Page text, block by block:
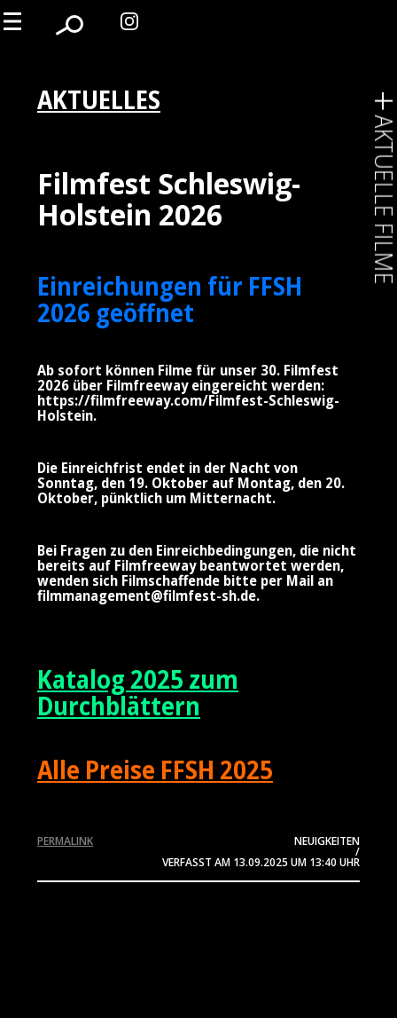
AKTUELLES
Filmfest Schleswig-
Holstein 2026
Einreichungen für FFSH
2026 geöffnet
Ab sofort können Filme für unser 30. Filmfest
2026 über Filmfreeway eingereicht werden:
https://filmfreeway.com/Filmfest-Schleswig-
Holstein.
Die Einreichfrist endet in der Nacht von
Sonntag, den 19. Oktober auf Montag, den 20.
Oktober, pünktlich um Mitternacht.
Bei Fragen zu den Einreichbedingungen, die nicht
bereits auf Filmfreeway beantwortet werden,
wenden sich Filmschaffende bitte per Mail an
filmmanagement@filmfest-sh.de.
Katalog 2025 zum
Durchblättern
Alle Preise FFSH 2025
NEUIGKEITEN
/
VERFASST AM 13.09.2025 UM 13:40 UHR
PERMALINK